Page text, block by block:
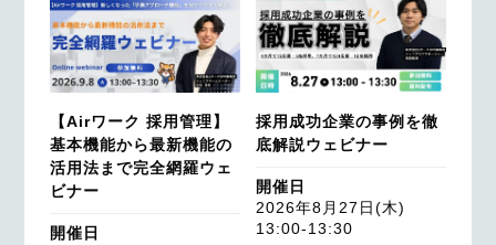
【Airワーク 採用管理】
基本機能から最新機能の
活用法まで完全網羅ウェ
ビナー
開催日
採用成功企業の事例を徹
底解説ウェビナー
開催日
2026年8月27日(木)
13:00-13:30